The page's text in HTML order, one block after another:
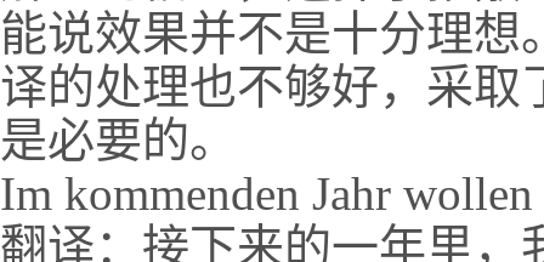
能说效果并不是十分理想
译的处理也不够好，采取
是必要的。
Im kommenden Jahr
翻译：接下来的一年里，